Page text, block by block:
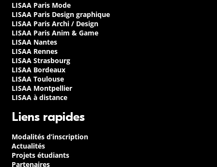
LISAA Paris Mode
LISAA Paris Design graphique
LISAA Paris Archi / Design
LISAA Paris Anim & Game
LISAA Nantes
LISAA Rennes
LISAA Strasbourg
LISAA Bordeaux
LISAA Toulouse
LISAA Montpellier
LISAA à distance
Liens rapides
Modalités d’inscription
Actualités
Projets étudiants
Partenaires